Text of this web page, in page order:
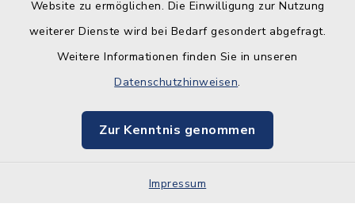
Website zu ermöglichen. Die Einwilligung zur Nutzung
weiterer Dienste wird bei Bedarf gesondert abgefragt.
Weitere Informationen finden Sie in unseren
Datenschutzhinweisen.
Zur Kenntnis genommen
Impressum
Barrierefreiheit
Impressum
Sitemap